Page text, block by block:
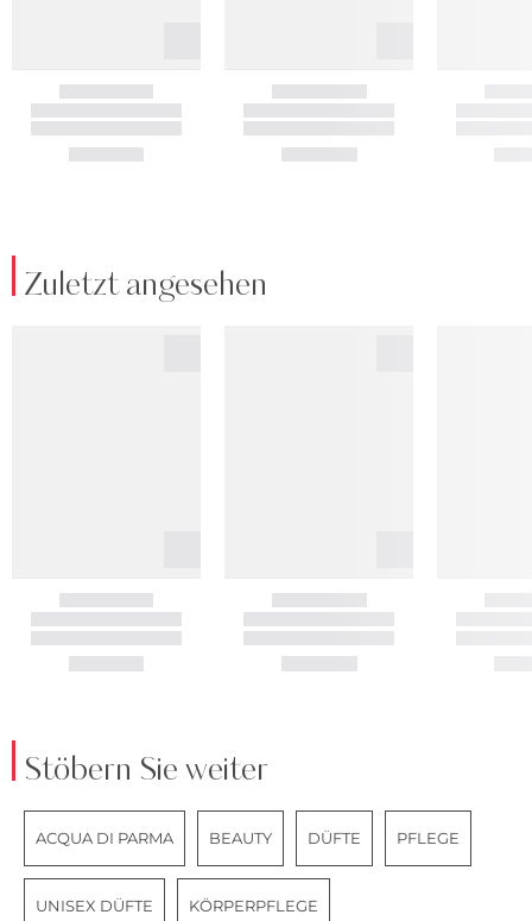
Zuletzt angesehen
Stöbern Sie weiter
ACQUA DI PARMA BEAUTY DÜFTE PFLEGE
UNISEX DÜFTE KÖRPERPFLEGE